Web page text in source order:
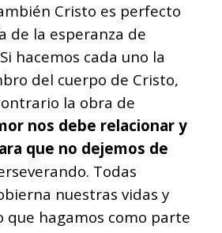
Cristo es perfecto
de la esperanza de
hacemos cada uno la
del cuerpo de Cristo,
la obra de
nos debe relacionar y
que no dejemos de
Todas
nuestras vidas y
que hagamos como parte